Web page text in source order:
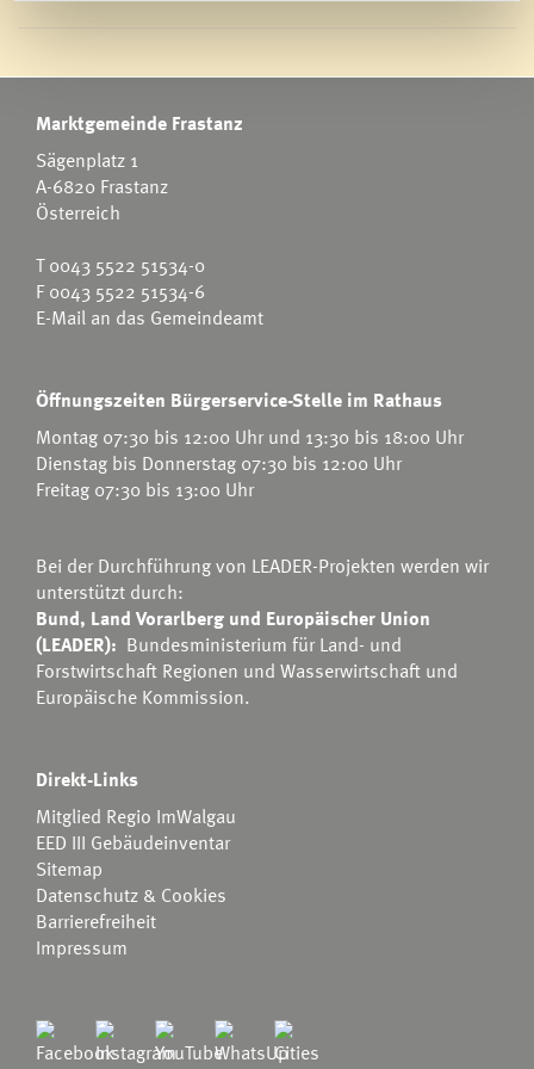
Marktgemeinde Frastanz
Sägenplatz 1
A-6820 Frastanz
Österreich
T0043 5522 51534-0
F 0043 5522 51534-6
E-Mail an das Gemeindeamt
Öffnungszeiten Bürgerservice-Stelle im Rathaus
Montag 07:30 bis 12:00 Uhr und 13:30 bis 18:00 Uhr
Dienstag bis Donnerstag 07:30 bis 12:00 Uhr
Freitag 07:30 bis 13:00 Uhr
Bei der Durchführung von LEADER-Projekten werden wir
unterstützt durch:
Bund, Land Vorarlberg und Europäischer Union
(LEADER): Bundesministerium für Land- und
Forstwirtschaft Regionen und Wasserwirtschaft und
Europäische Kommission.
Direkt-Links
Mitglied Regio ImWalgau
EED III Gebäudeinventar
Sitemap
Datenschutz & Cookies
Barrierefreiheit
Impressum